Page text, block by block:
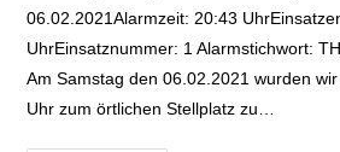
06.02.2021Alarmzeit: 20:43
UhrEinsatznummer: 1 Alarmstichwort:
Am Samstag den 06.02.2021 wurden
Uhr zum örtlichen Stellplatz zu…